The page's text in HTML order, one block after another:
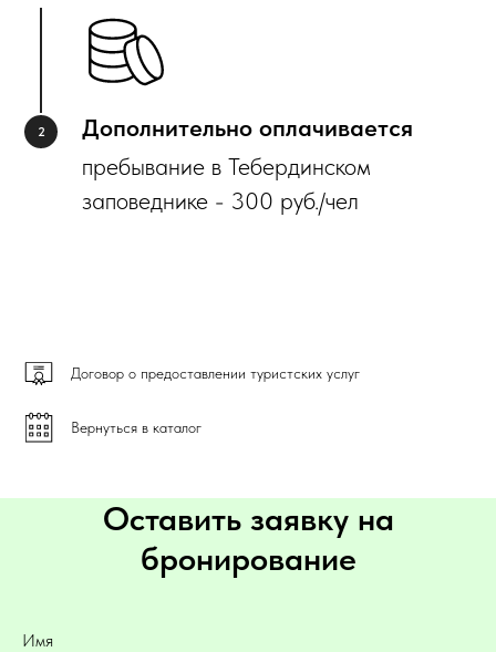
Дополнительно оплачивается
пребывание в Тебердинском
заповеднике - 300 руб./чел
Договор о предоставлении туристских услуг
Вернуться в каталог
Оставить заявку на
бронирование
Имя